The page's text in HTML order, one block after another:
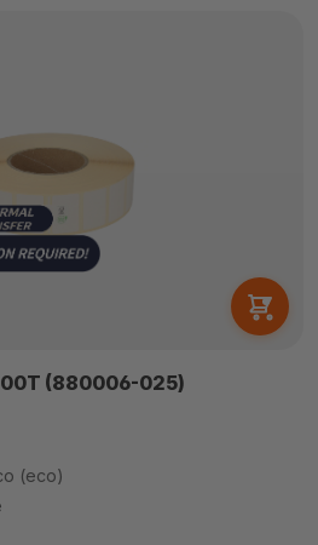
(880006-025)
(eco)